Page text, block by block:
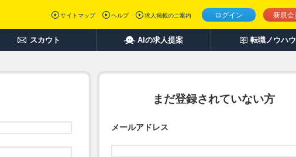
ログイン 新規会
サイトマップ ヘルプ 求人掲載のご案内
スカウト AIの求人提案 転職ノウハウ
まだ登録されていない方
メールアドレス